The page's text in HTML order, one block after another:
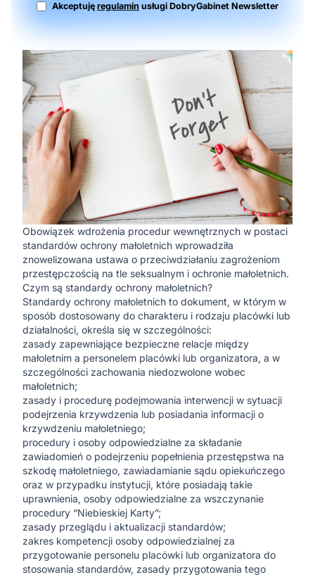
Akceptuję regulamin usługi DobryGabinet Newsletter
Obowiązek wdrożenia procedur wewnętrznych w postaci
standardów ochrony małoletnich wprowadziła
znowelizowana ustawa o przeciwdziałaniu zagrożeniom
przestępczością na tle seksualnym i ochronie małoletnich.
Czym są standardy ochrony małoletnich?
Standardy ochrony małoletnich to dokument, w którym w
sposób dostosowany do charakteru i rodzaju placówki lub
działalności, określa się w szczególności:
zasady zapewniające bezpieczne relacje między
małoletnim a personelem placówki lub organizatora, a w
szczególności zachowania niedozwolone wobec
małoletnich;
zasady i procedurę podejmowania interwencji w sytuacji
podejrzenia krzywdzenia lub posiadania informacji o
krzywdzeniu małoletniego;
procedury i osoby odpowiedzialne za składanie
zawiadomień o podejrzeniu popełnienia przestępstwa na
szkodę małoletniego, zawiadamianie sądu opiekuńczego
oraz w przypadku instytucji, które posiadają takie
uprawnienia, osoby odpowiedzialne za wszczynanie
procedury “Niebieskiej Karty”;
zasady przeglądu i aktualizacji standardów;
zakres kompetencji osoby odpowiedzialnej za
przygotowanie personelu placówki lub organizatora do
stosowania standardów, zasady przygotowania tego